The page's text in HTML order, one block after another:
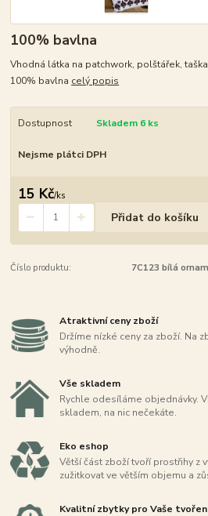
100% bavlna
Vhodná látka na patchwork, polštářek,
100% bavlna celý popis
Dostupnost Skladem 6 ks
Nejsme plátci DPH
15 Kč/ks
Přidat do košíku
Číslo produktu: 7C123 bílá
Atraktivní ceny zboží
Držíme nízké ceny za zboží. Na
výhodně.
Vše skladem
Rychle odesíláme objednávky.
skladem, na nic nečekáte.
Eko eshop
Větší část zboží tvoří prostřihy z
zužitkovat ve větším objemu a
Kvalitní zbytky pro Vaše